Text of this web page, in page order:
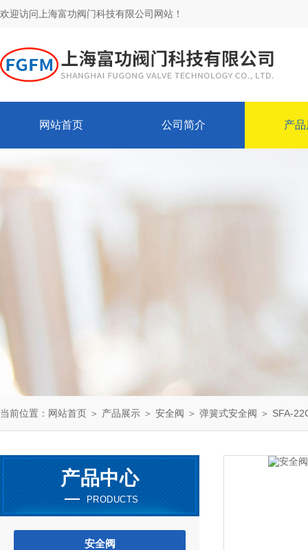
欢迎访问上海富功阀门科技有限公司网站！
网站首页 公司简介 产
当前位置： 网站首页 ＞ 产品展示 ＞ 安全阀 ＞ 弹簧式安全阀 ＞ SFA-
产品中心
PRODUCTS
安全阀